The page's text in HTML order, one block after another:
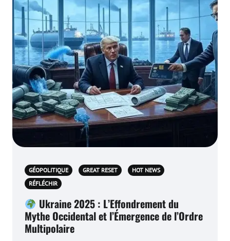
GÉOPOLITIQUE GREAT RESET
HOT NEWS
RÉFLÉCHIR
Ukraine 2025 : L’Effondrement du
Mythe Occidental et l’Émergence de l’Ordre
Multipolaire